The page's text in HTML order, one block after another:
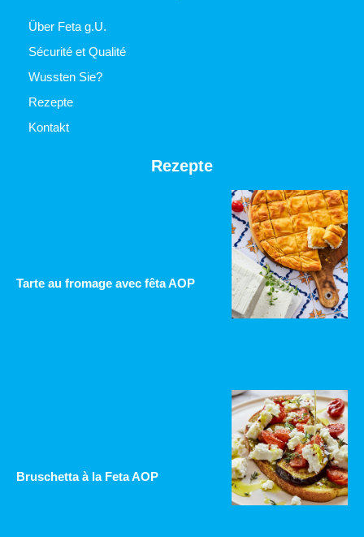
Über Feta g.U.
Sécurité et Qualité
Wussten Sie?
Rezepte
Kontakt
Rezepte
Tarte au fromage avec fêta AOP
Bruschetta à la Feta AOP